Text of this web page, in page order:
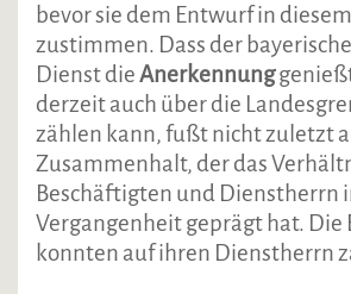
bevor sie dem Entwurf in diesem
zustimmen. Dass der
Dienst dieAnerkennung
derzeit auch über die
zählen kann, fußt nicht zuletzt
Zusammenhalt, der das
Beschäftigten und Dienstherrn
Vergangenheit geprägt hat. Die
konnten auf ihren Dienstherrn